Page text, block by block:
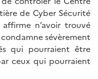
de Cyber Sécurité
n’avoir trouvé
sévèrement
qui pourraient être
ceux qui pourraient